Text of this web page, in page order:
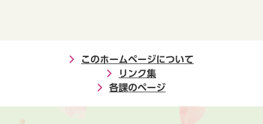
このホームページについて
リンク集
各課のページ